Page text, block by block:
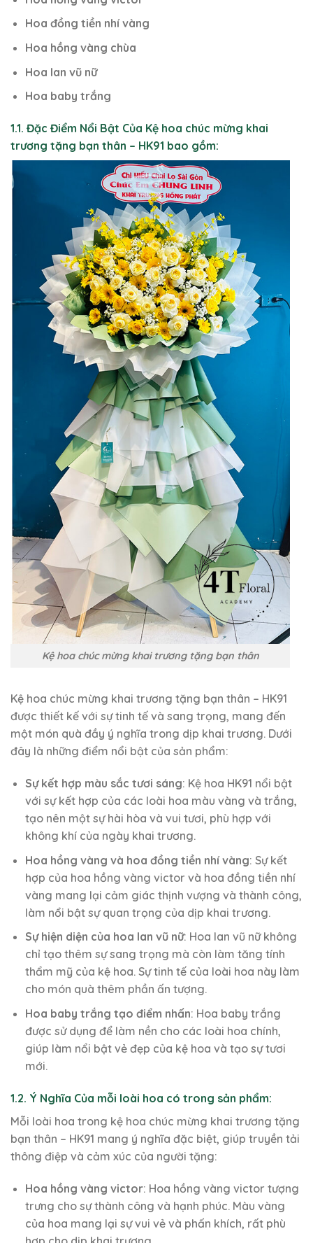
Hoa đồng tiền nhí vàng
Hoa hồng vàng chùa
Hoa lan vũ nữ
Hoa baby trắng
1.1. Đặc Điểm Nổi Bật Của Kệ hoa chúc mừng khai
trương tặng bạn thân – HK91 bao gồm:
Kệ hoa chúc mừng khai trương tặng bạn thân
Kệ hoa chúc mừng khai trương tặng bạn thân – HK91
được thiết kế với sự tinh tế và sang trọng, mang đến
một món quà đầy ý nghĩa trong dịp khai trương. Dưới
đây là những điểm nổi bật của sản phẩm:
Sự kết hợp màu sắc tươi sáng: Kệ hoa HK91 nổi bật
với sự kết hợp của các loài hoa màu vàng và trắng,
tạo nên một sự hài hòa và vui tươi, phù hợp với
không khí của ngày khai trương.
Hoa hồng vàng và hoa đồng tiền nhí vàng: Sự kết
hợp của hoa hồng vàng victor và hoa đồng tiền nhí
vàng mang lại cảm giác thịnh vượng và thành công,
làm nổi bật sự quan trọng của dịp khai trương.
Sự hiện diện của hoa lan vũ nữ: Hoa lan vũ nữ không
chỉ tạo thêm sự sang trọng mà còn làm tăng tính
thẩm mỹ của kệ hoa. Sự tinh tế của loài hoa này làm
cho món quà thêm phần ấn tượng.
Hoa baby trắng tạo điểm nhấn: Hoa baby trắng
được sử dụng để làm nền cho các loài hoa chính,
giúp làm nổi bật vẻ đẹp của kệ hoa và tạo sự tươi
mới.
1.2. Ý Nghĩa Của mỗi loài hoa có trong sản phẩm:
Mỗi loài hoa trong kệ hoa chúc mừng khai trương tặng
bạn thân – HK91 mang ý nghĩa đặc biệt, giúp truyền tải
thông điệp và cảm xúc của người tặng:
Hoa hồng vàng victor: Hoa hồng vàng victor tượng
trưng cho sự thành công và hạnh phúc. Màu vàng
của hoa mang lại sự vui vẻ và phấn khích, rất phù